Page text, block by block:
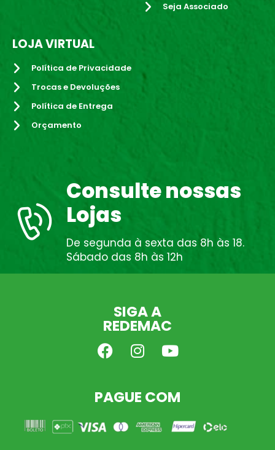
Seja Associado
LOJA VIRTUAL
Política de Privacidade
Trocas e Devoluções
Política de Entrega
Orçamento
Consulte nossas
Lojas
De segunda à sexta das 8h às 18.
Sábado das 8h às 12h
SIGA A
REDEMAC
PAGUE COM